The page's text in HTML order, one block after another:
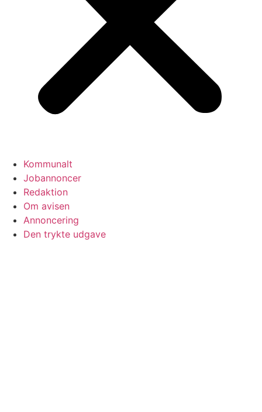
Kommunalt
Jobannoncer
Redaktion
Om avisen
Annoncering
Den trykte udgave